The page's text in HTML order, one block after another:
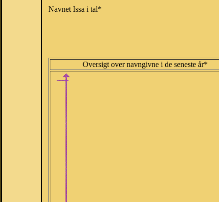
Navnet Issa i tal*
Oversigt over navngivne i de seneste år*